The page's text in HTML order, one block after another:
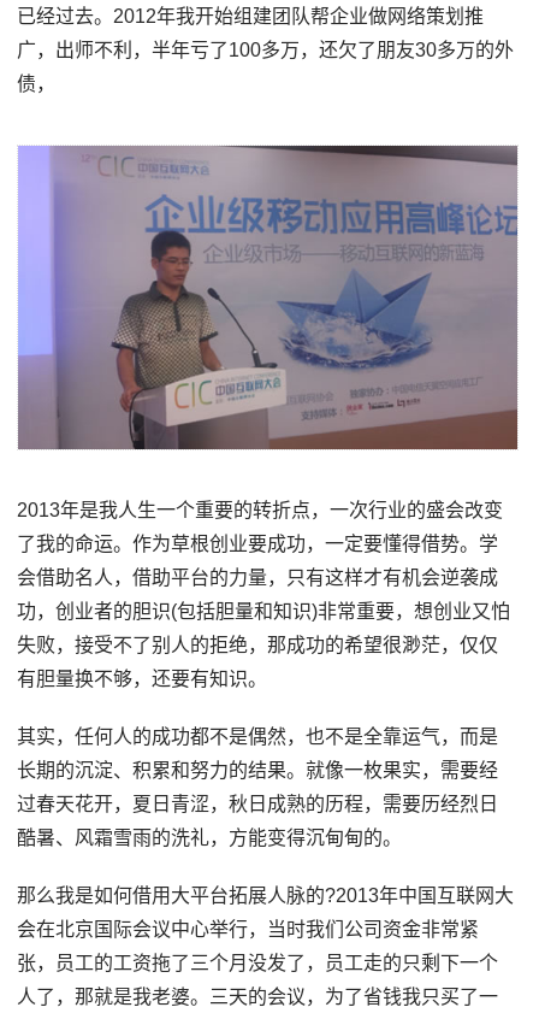
已经过去。2012年我开始组建团队帮企业做网络策划推
广，出师不利，半年亏了100多万，还欠了朋友30多万的外
债，
2013年是我人生一个重要的转折点，一次行业的盛会改变
了我的命运。作为草根创业要成功，一定要懂得借势。学
会借助名人，借助平台的力量，只有这样才有机会逆袭成
功，创业者的胆识(包括胆量和知识)非常重要，想创业又怕
失败，接受不了别人的拒绝，那成功的希望很渺茫，仅仅
有胆量换不够，还要有知识。
其实，任何人的成功都不是偶然，也不是全靠运气，而是
长期的沉淀、积累和努力的结果。就像一枚果实，需要经
过春天花开，夏日青涩，秋日成熟的历程，需要历经烈日
酷暑、风霜雪雨的洗礼，方能变得沉甸甸的。
那么我是如何借用大平台拓展人脉的?2013年中国互联网大
会在北京国际会议中心举行，当时我们公司资金非常紧
张，员工的工资拖了三个月没发了，员工走的只剩下一个
人了，那就是我老婆。三天的会议，为了省钱我只买了一